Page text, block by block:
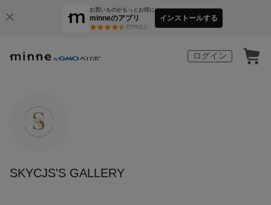
お買いものがもっとお得に
minneのアプリ
3万件以上
インストールする
ログイン
SKYCJS'S GALLERY